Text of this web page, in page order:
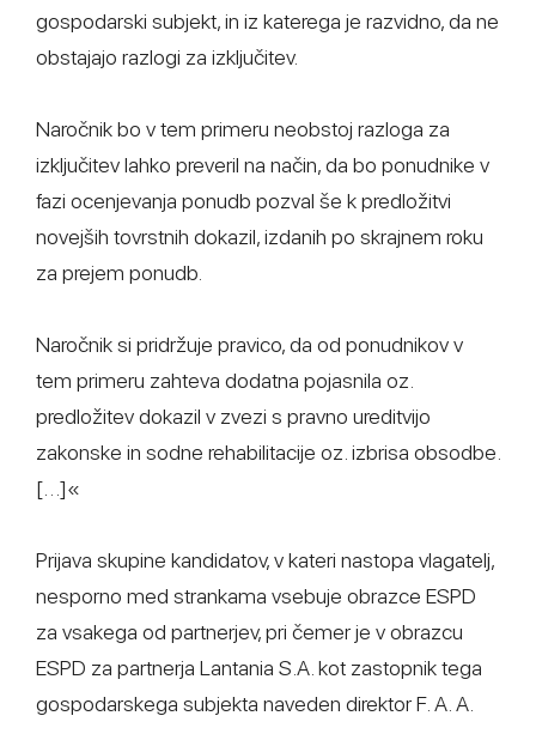
gospodarski subjekt, in iz katerega je razvidno, da ne
obstajajo razlogi za izključitev.
Naročnik bo v tem primeru neobstoj razloga za
izključitev lahko preveril na način, da bo ponudnike v
fazi ocenjevanja ponudb pozval še k predložitvi
novejših tovrstnih dokazil, izdanih po skrajnem roku
za prejem ponudb.
Naročnik si pridržuje pravico, da od ponudnikov v
tem primeru zahteva dodatna pojasnila oz.
predložitev dokazil v zvezi s pravno ureditvijo
zakonske in sodne rehabilitacije oz. izbrisa obsodbe.
[…]«
Prijava skupine kandidatov, v kateri nastopa vlagatelj,
nesporno med strankama vsebuje obrazce ESPD
za vsakega od partnerjev, pri čemer je v obrazcu
ESPD za partnerja Lantania S.A. kot zastopnik tega
gospodarskega subjekta naveden direktor F. A. A.